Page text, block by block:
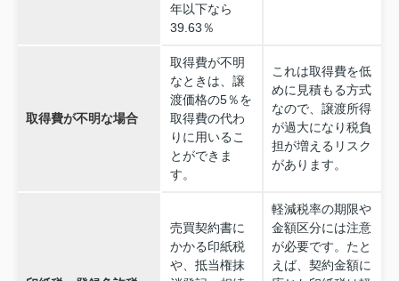
年以下なら
39.63％
取得費が不明な場合
取得費が不明
なときは、譲
渡価格の5％を
取得費の代わ
りに用いるこ
とができま
す。
これは取得費を低
めに見積もる方式
なので、譲渡所得
が過大になり税負
担が増えるリスク
があります。
売買契約書に
かかる印紙税
や、抵当権抹
軽減税率の期限や
金額区分には注意
が必要です。たと
えば、契約金額に